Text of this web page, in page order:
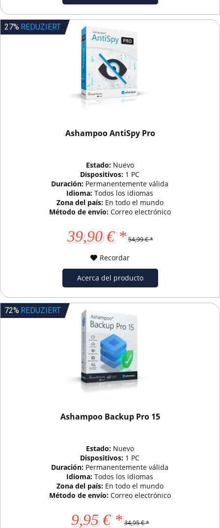
27% REDUZIERT
Ashampoo AntiSpy Pro
Estado: Nuevo
Dispositivos: 1 PC
Duración: Permanentemente válida
Idioma:Todos los idiomas
Zona del país: En todo el mundo
Método de envío: Correo electrónico
39,90 € * 54,99 € *
Recordar
Acerca del producto
72% REDUZIERT
Ashampoo Backup Pro 15
Estado: Nuevo
Dispositivos: 1 PC
Duración: Permanentemente válida
Idioma:Todos los idiomas
Zona del país: En todo el mundo
Método de envío: Correo electrónico
9,95 € * 34,95 € *